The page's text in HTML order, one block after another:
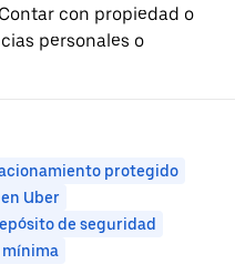
con propiedad o
personales o
protegido
Uber
de seguridad
mínima